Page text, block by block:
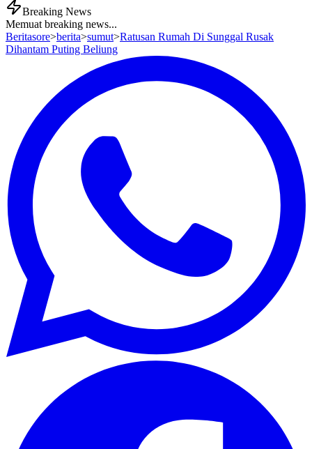
Breaking News
Memuat breaking news...
Beritasore>berita>sumut>Ratusan Rumah Di Sunggal Rusak
Dihantam Puting Beliung